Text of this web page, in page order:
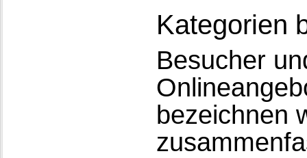
Kategorien
Besucher
bezeichnen